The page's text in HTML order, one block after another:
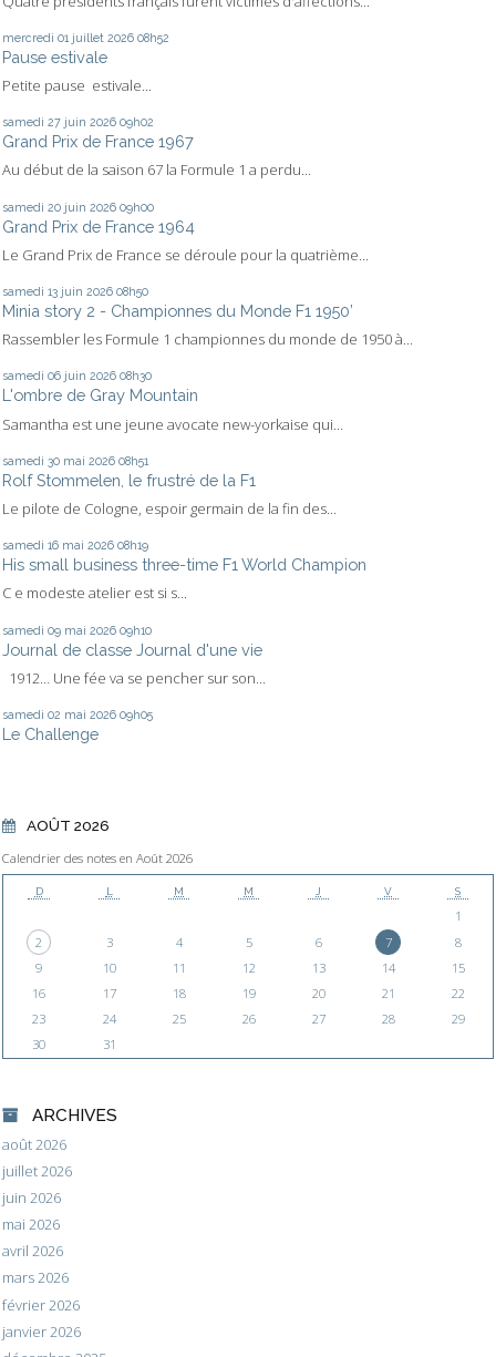
mercredi 01 juillet 2026 08h52
Pause estivale
Petite pause estivale...
samedi 27 juin 2026 09h02
Grand Prix de France 1967
Au début de la saison 67 la Formule 1 a perdu...
samedi 20 juin 2026 09h00
Grand Prix de France 1964
Le Grand Prix de France se déroule pour la quatrième...
samedi 13 juin 2026 08h50
Minia story 2 - Championnes du Monde F1 1950’
Rassembler les Formule 1 championnes du monde de 1950 à...
samedi 06 juin 2026 08h30
L'ombre de Gray Mountain
Samantha est une jeune avocate new-yorkaise qui...
samedi 30 mai 2026 08h51
Rolf Stommelen, le frustré de la F1
Le pilote de Cologne, espoir germain de la fin des...
samedi 16 mai 2026 08h19
His small business three-time F1 World Champion
C e modeste atelier est si s...
samedi 09 mai 2026 09h10
Journal de classe Journal d'une vie
1912… Une fée va se pencher sur son...
samedi 02 mai 2026 09h05
Le Challenge
AOÛT 2026
Calendrier des notes en Août 2026
D L M M J V S
1
2
3 4 5 6 7
8
9
10 11 12 13 14
15
16
17 18 19 20 21
22
23
24 25 26 27 28
29
30
31
ARCHIVES
août 2026
juillet 2026
juin 2026
mai 2026
avril 2026
mars 2026
février 2026
janvier 2026